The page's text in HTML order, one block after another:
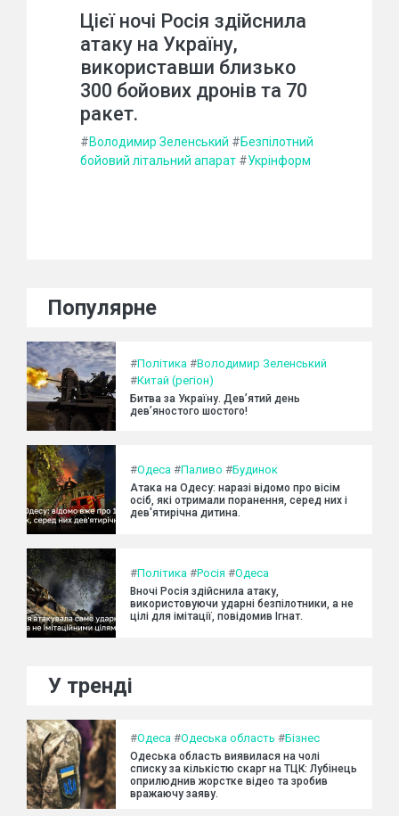
Цієї ночі Росія здійснила
атаку на Україну,
використавши близько
300 бойових дронів та 70
ракет.
#Володимир Зеленський #Безпілотний
бойовий літальний апарат #Укрінформ
Популярне
#Політика #Володимир Зеленський
#Китай (регіон)
Битва за Україну. Дев’ятий день
дев’яностого шостого!
#Одеса #Паливо #Будинок
Атака на Одесу: наразі відомо про вісім
осіб, які отримали поранення, серед них і
дев'ятирічна дитина.
#Політика #Росія #Одеса
Вночі Росія здійснила атаку,
використовуючи ударні безпілотники, а не
цілі для імітації, повідомив Ігнат.
У тренді
#Одеса #Одеська область #Бізнес
Одеська область виявилася на чолі
списку за кількістю скарг на ТЦК: Лубінець
оприлюднив жорстке відео та зробив
вражаючу заяву.